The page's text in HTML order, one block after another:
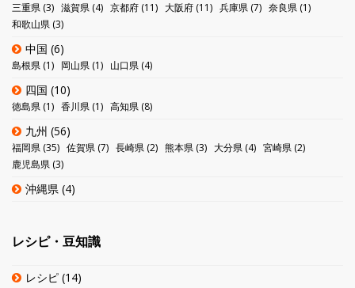
三重県 (3) 滋賀県 (4) 京都府 (11) 大阪府 (11) 兵庫県 (7) 奈良県 (1)
和歌山県 (3)
中国 (6)
島根県 (1) 岡山県 (1) 山口県 (4)
四国 (10)
徳島県 (1) 香川県 (1) 高知県 (8)
九州 (56)
福岡県 (35) 佐賀県 (7) 長崎県 (2) 熊本県 (3) 大分県 (4) 宮崎県 (2)
鹿児島県 (3)
沖縄県 (4)
レシピ・豆知識
レシピ (14)